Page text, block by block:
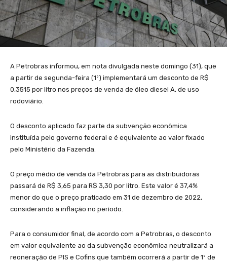
A Petrobras informou, em nota divulgada neste domingo (31), que
a partir de segunda-feira (1º) implementará um desconto de R$
0,3515 por litro nos preços de venda de óleo diesel A, de uso
rodoviário.
O desconto aplicado faz parte da subvenção econômica
instituída pelo governo federal e é equivalente ao valor fixado
pelo Ministério da Fazenda.
O preço médio de venda da Petrobras para as distribuidoras
passará de R$ 3,65 para R$ 3,30 por litro. Este valor é 37,4%
menor do que o preço praticado em 31 de dezembro de 2022,
considerando a inflação no período.
Para o consumidor final, de acordo com a Petrobras, o desconto
em valor equivalente ao da subvenção econômica neutralizará a
reoneração de PIS e Cofins que também ocorrerá a partir de 1º de